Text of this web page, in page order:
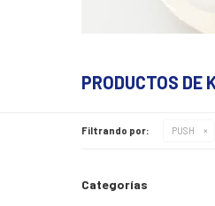
PRODUCTOS DE
Filtrando por: PUSH
Categorías